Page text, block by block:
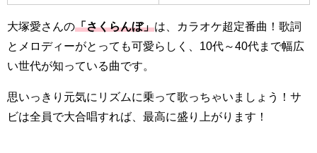
大塚愛さんの「さくらんぼ」は、カラオケ超定番曲！歌詞
とメロディーがとっても可愛らしく、10代～40代まで幅広
い世代が知っている曲です。
思いっきり元気にリズムに乗って歌っちゃいましょう！サ
ビは全員で大合唱すれば、最高に盛り上がります！